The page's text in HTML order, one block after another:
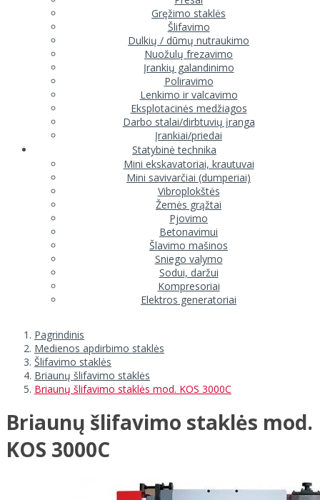
Gręžimo staklės
Šlifavimo
Dulkių / dūmų nutraukimo
Nuožulų frezavimo
Įrankių galandinimo
Poliravimo
Lenkimo ir valcavimo
Eksplotacinės medžiagos
Darbo stalai/dirbtuvių įranga
Įrankiai/priedai
Statybinė technika
Mini ekskavatoriai, krautuvai
Mini savivarčiai (dumperiai)
Vibroplokštės
Žemės grąžtai
Pjovimo
Betonavimui
Šlavimo mašinos
Sniego valymo
Sodui, daržui
Kompresoriai
Elektros generatoriai
Pagrindinis
Medienos apdirbimo staklės
Šlifavimo staklės
Briaunų šlifavimo staklės
Briaunų šlifavimo staklės mod. KOS 3000C
Briaunų šlifavimo staklės mod.
KOS 3000C